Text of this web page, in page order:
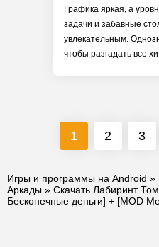
Графика яркая, а
задачи и забавные
увлекательным.
чтобы разгадать все
1 2 3
Игры и программы на Android »
Аркады » Скачать Лабиринт
Бесконечные деньги] + [MOD